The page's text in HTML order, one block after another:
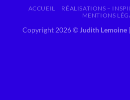
ACCUEIL RÉALISATIONS –
MENTIONS
Copyright 2026 © Judith Lemoine |